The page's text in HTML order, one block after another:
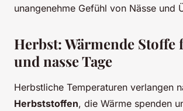
unangenehme Gefühl von Nässe und
Herbst: Wärmende
und nasse Tage
Herbstliche Temperaturen verlangen
Herbststoffen, die Wärme spenden